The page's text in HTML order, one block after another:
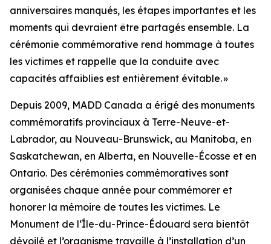
anniversaires manqués, les étapes importantes et les
moments qui devraient être partagés ensemble. La
cérémonie commémorative rend hommage à toutes
les victimes et rappelle que la conduite avec
capacités affaiblies est entièrement évitable. »
Depuis 2009, MADD Canada a érigé des monuments
commémoratifs provinciaux à Terre-Neuve-et-
Labrador, au Nouveau-Brunswick, au Manitoba, en
Saskatchewan, en Alberta, en Nouvelle-Écosse et en
Ontario. Des cérémonies commémoratives sont
organisées chaque année pour commémorer et
honorer la mémoire de toutes les victimes. Le
Monument de l‘Île-du-Prince-Édouard sera bientôt
dévoilé et l’organisme travaille à l’installation d’un